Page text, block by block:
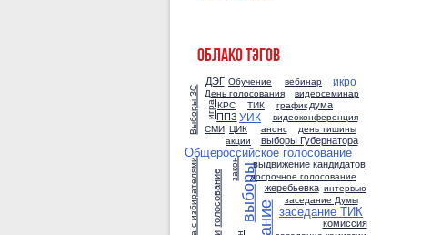
ОБЛАКО ТЭГОВ
Выборы ЗС
ДЭГ
День голосования
КРС
Обучение
Общероссийское голосование
ППЗ
СМИ
ТИК
УИК
ЦИК
акции
анонс
вебинар
видеоконференция
видеосеминар
встреча с избирателями выборы
выборы Губернатора
выдвижение кандидатов
голосование
график
день тишины
досрочное голосование
дума
жеребьевка
закон
заседание Думы
заседание ТИК
игра
икро
интервью
комиссия